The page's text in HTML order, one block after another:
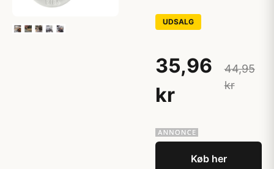
UDSALG
35,96
kr
44,95
kr
Køb her